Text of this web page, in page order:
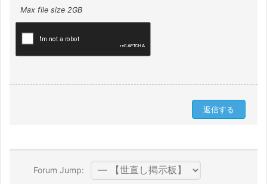
Max file size 2GB
Forum Jump: